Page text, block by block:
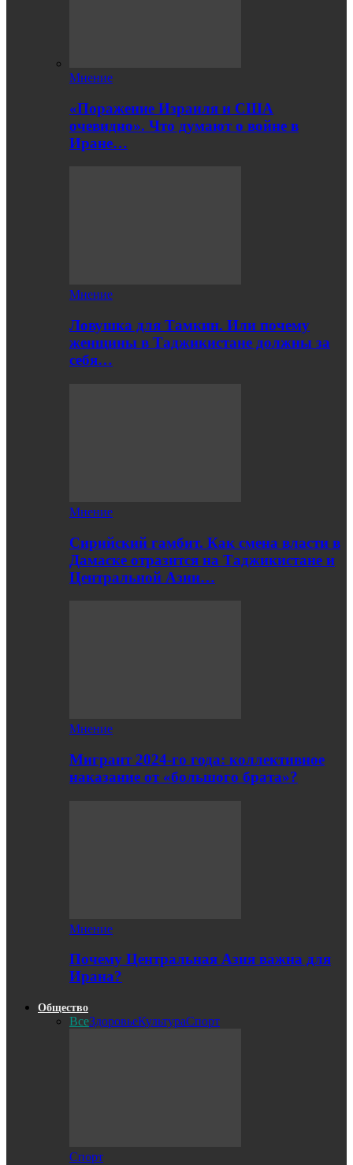
Мнение
«Поражение Израиля и США
очевидно». Что думают о войне в
Иране…
Мнение
Ловушка для Тамкин. Или почему
женщины в Таджикистане должны за
себя…
Мнение
Сирийский гамбит. Как смена власти в
Дамаске отразится на Таджикистане и
Центральной Азии…
Мнение
Мигрант 2024-го года: коллективное
наказание от «большого брата»?
Мнение
Почему Центральная Азия важна для
Ирана?
Общество
ВсеЗдоровьеКультураСпорт
Спорт